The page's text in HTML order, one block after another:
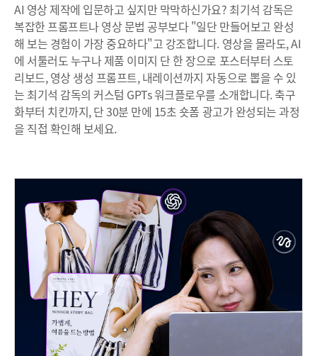
AI 영상 제작에 입문하고 싶지만 막막하신가요? 최기석 감독은
복잡한 프롬프트나 영상 문법 공부보다 "일단 만들어보고 완성
해 보는 경험이 가장 중요하다"고 강조합니다. 영상을 몰라도, AI
에 서툴러도 누구나 제품 이미지 단 한 장으로 포스터부터 스토
리보드, 영상 생성 프롬프트, 내레이션까지 자동으로 뽑을 수 있
는 최기석 감독의 커스텀 GPTs 워크플로우를 소개합니다. 축구
화부터 치킨까지, 단 30분 만에 15초 숏폼 광고가 완성되는 과정
을 직접 확인해 보세요.